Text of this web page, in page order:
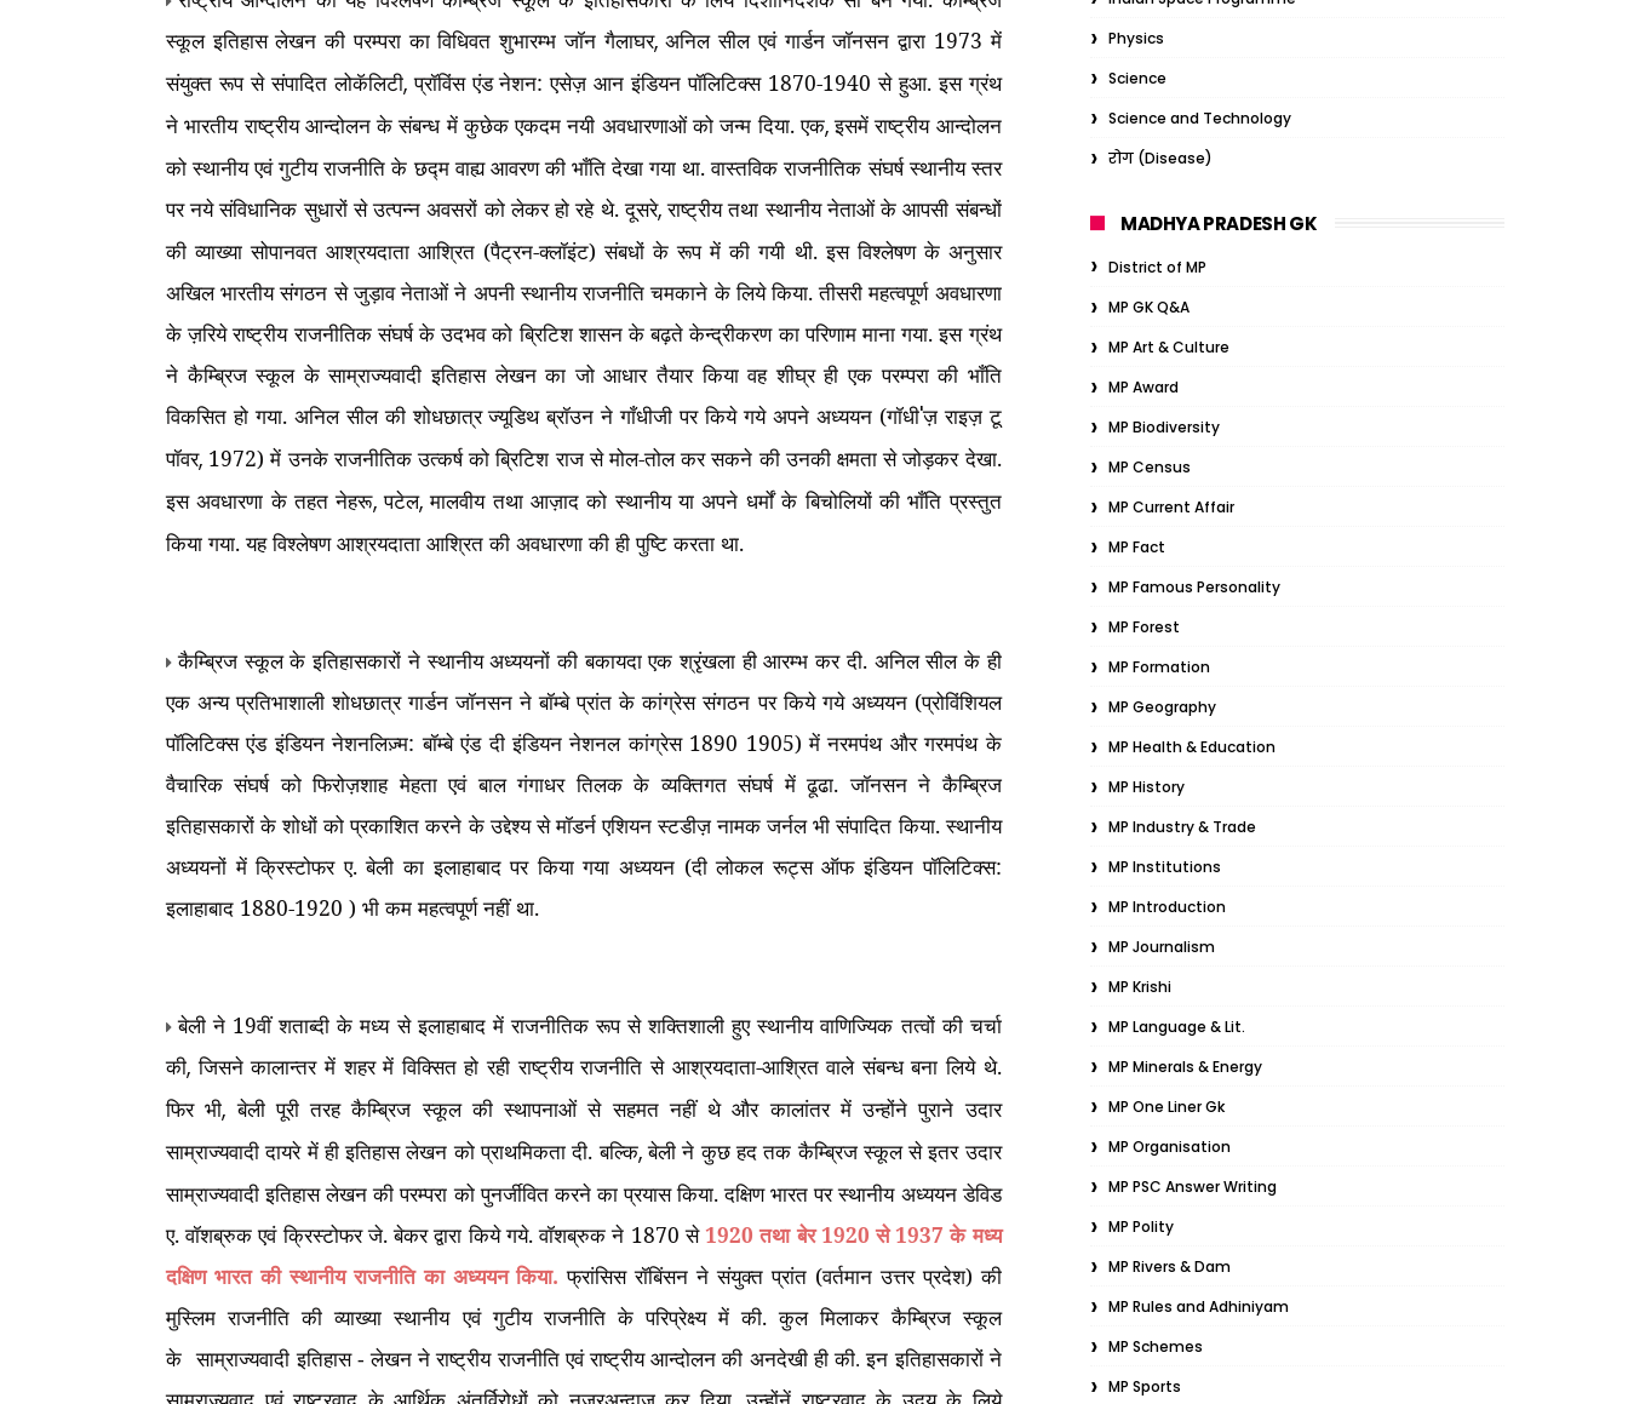
स्कूल इतिहास लेखन की परम्परा का विधिवत शुभारम्भ जॉन गैलाघर,अनिल सील एवं गार्डन जॉनसन द्वारा 1973 में
संयुक्त रूप से संपादित लोकॅलिटी,प्रॉविंस एंड नेशन: एसेज़ आन इंडियन पॉलिटिक्स 1870-1940 से हुआ. इस ग्रंथ
ने भारतीय राष्ट्रीय आन्दोलन के संबन्ध में कुछेक एकदम नयी अवधारणाओं को जन्म दिया. एक,इसमें राष्ट्रीय आन्दोलन
को स्थानीय एवं गुटीय राजनीति के छद्म वाह्य आवरण की भाँति देखा गया था. वास्तविक राजनीतिक संघर्ष स्थानीय स्तर
पर नये संविधानिक सुधारों से उत्पन्न अवसरों को लेकर हो रहे थे. दूसरे,राष्ट्रीय तथा स्थानीय नेताओं के आपसी संबन्धों
की व्याख्या सोपानवत आश्रयदाता आश्रित (पैट्रन-क्लॉइंट) संबधों के रूप में की गयी थी. इस विश्लेषण के अनुसार
अखिल भारतीय संगठन से जुड़ाव नेताओं ने अपनी स्थानीय राजनीति चमकाने के लिये किया. तीसरी महत्वपूर्ण अवधारणा
के ज़रिये राष्ट्रीय राजनीतिक संघर्ष के उदभव को ब्रिटिश शासन के बढ़ते केन्द्रीकरण का परिणाम माना गया. इस ग्रंथ
ने कैम्ब्रिज स्कूल के साम्राज्यवादी इतिहास लेखन का जो आधार तैयार किया वह शीघ्र ही एक परम्परा की भाँति
विकसित हो गया. अनिल सील की शोधछात्र ज्यूडिथ ब्रॉउन ने गाँधीजी पर किये गये अपने अध्ययन (गॉधी'ज़ राइज़ टू
पॉवर, 1972) में उनके राजनीतिक उत्कर्ष को ब्रिटिश राज से मोल-तोल कर सकने की उनकी क्षमता से जोड़कर देखा.
इस अवधारणा के तहत नेहरू,पटेल,मालवीय तथा आज़ाद को स्थानीय या अपने धर्मों के बिचोलियों की भाँति प्रस्तुत
किया गया. यह विश्लेषण आश्रयदाता आश्रित की अवधारणा की ही पुष्टि करता था.
कैम्ब्रिज स्कूल के इतिहासकारों ने स्थानीय अध्ययनों की बकायदा एक श्रृंखला ही आरम्भ कर दी. अनिल सील के ही
एक अन्य प्रतिभाशाली शोधछात्र गार्डन जॉनसन ने बॉम्बे प्रांत के कांग्रेस संगठन पर किये गये अध्ययन (प्रोविंशियल
पॉलिटिक्स एंड इंडियन नेशनलिज़्म: बॉम्बे एंड दी इंडियन नेशनल कांग्रेस 1890 1905) में नरमपंथ और गरमपंथ के
वैचारिक संघर्ष को फिरोज़शाह मेहता एवं बाल गंगाधर तिलक के व्यक्तिगत संघर्ष में ढूढा. जॉनसन ने कैम्ब्रिज
इतिहासकारों के शोधों को प्रकाशित करने के उद्देश्य से मॉडर्न एशियन स्टडीज़ नामक जर्नल भी संपादित किया. स्थानीय
अध्ययनों में क्रिस्टोफर ए. बेली का इलाहाबाद पर किया गया अध्ययन (दी लोकल रूट्स ऑफ इंडियन पॉलिटिक्स:
इलाहाबाद 1880-1920 ) भी कम महत्वपूर्ण नहीं था.
बेली ने 19वीं शताब्दी के मध्य से इलाहाबाद में राजनीतिक रूप से शक्तिशाली हुए स्थानीय वाणिज्यिक तत्वों की चर्चा
की,जिसने कालान्तर में शहर में विक्सित हो रही राष्ट्रीय राजनीति से आश्रयदाता-आश्रित वाले संबन्ध बना लिये थे.
फिर भी,बेली पूरी तरह कैम्ब्रिज स्कूल की स्थापनाओं से सहमत नहीं थे और कालांतर में उन्होंने पुराने उदार
साम्राज्यवादी दायरे में ही इतिहास लेखन को प्राथमिकता दी. बल्कि,बेली ने कुछ हद तक कैम्ब्रिज स्कूल से इतर उदार
साम्राज्यवादी इतिहास लेखन की परम्परा को पुनर्जीवित करने का प्रयास किया. दक्षिण भारत पर स्थानीय अध्ययन डेविड
ए. वॉशब्रुक एवं क्रिस्टोफर जे. बेकर द्वारा किये गये. वॉशब्रुक ने 1870 से1920 तथा बेर 1920 से 1937 के मध्य
दक्षिण भारत की स्थानीय राजनीति का अध्ययन किया. फ्रांसिस रॉबिंसन ने संयुक्त प्रांत (वर्तमान उत्तर प्रदेश) की
मुस्लिम राजनीति की व्याख्या स्थानीय एवं गुटीय राजनीति के परिप्रेक्ष्य में की. कुल मिलाकर कैम्ब्रिज स्कूल
केसाम्राज्यवादी इतिहास -लेखन ने राष्ट्रीय राजनीति एवं राष्ट्रीय आन्दोलन की अनदेखी ही की. इन इतिहासकारों ने
Physics
Science
Science and Technology
रोग (Disease)
MADHYA PRADESH GK
District of MP
MP GK Q&A
MP Art & Culture
MP Award
MP Biodiversity
MP Census
MP Current Affair
MP Fact
MP Famous Personality
MP Forest
MP Formation
MP Geography
MP Health & Education
MP History
MP Industry & Trade
MP Institutions
MP Introduction
MP Journalism
MP Krishi
MP Language & Lit.
MP Minerals & Energy
MP One Liner Gk
MP Organisation
MP PSC Answer Writing
MP Polity
MP Rivers & Dam
MP Rules and Adhiniyam
MP Schemes
MP Sports